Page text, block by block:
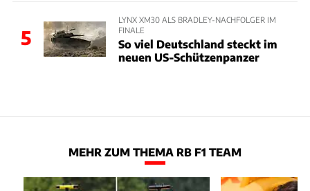
5
LYNX XM30 ALS BRADLEY-NACHFOLGER IM
FINALE
So viel Deutschland steckt im
neuen US-Schützenpanzer
MEHR ZUM THEMA RB F1 TEAM